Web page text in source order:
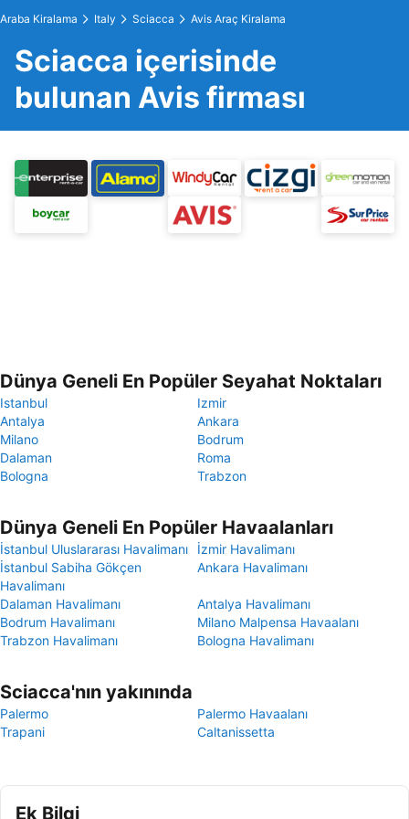
Araba Kiralama Italy Sciacca Avis Araç Kiralama
Sciacca içerisinde
bulunan Avis firması
Dünya Geneli En Popüler Seyahat Noktaları
Istanbul
Izmir
Antalya
Ankara
Milano
Bodrum
Dalaman
Roma
Bologna
Trabzon
Dünya Geneli En Popüler Havaalanları
İstanbul Uluslararası Havalimanı
İzmir Havalimanı
İstanbul Sabiha Gökçen
Havalimanı
Ankara Havalimanı
Dalaman Havalimanı
Antalya Havalimanı
Bodrum Havalimanı
Milano Malpensa Havaalanı
Trabzon Havalimanı
Bologna Havalimanı
Sciacca'nın yakınında
Palermo
Palermo Havaalanı
Trapani
Caltanissetta
Ek Bilgi